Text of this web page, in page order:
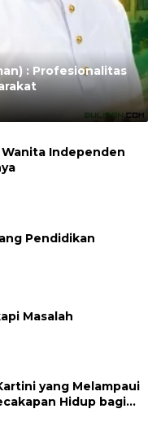
Independen
Pendidikan
Masalah
yang Melampaui